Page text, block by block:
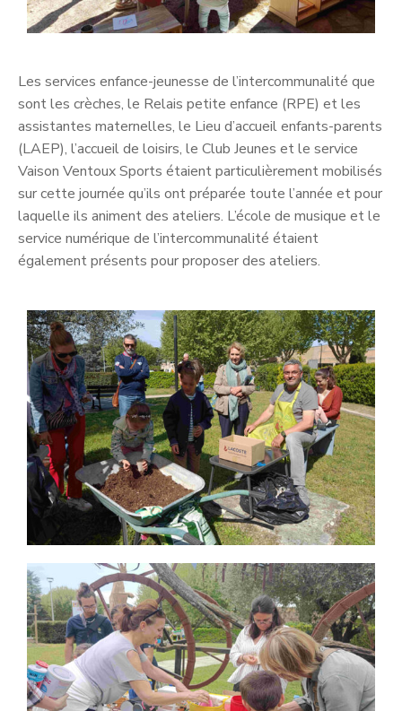
Les services enfance-jeunesse de l’intercommunalité que
sont les crèches, le Relais petite enfance (RPE) et les
assistantes maternelles, le Lieu d’accueil enfants-parents
(LAEP), l’accueil de loisirs, le Club Jeunes et le service
Vaison Ventoux Sports étaient particulièrement mobilisés
sur cette journée qu’ils ont préparée toute l’année et pour
laquelle ils animent des ateliers. L’école de musique et le
service numérique de l’intercommunalité étaient
également présents pour proposer des ateliers.